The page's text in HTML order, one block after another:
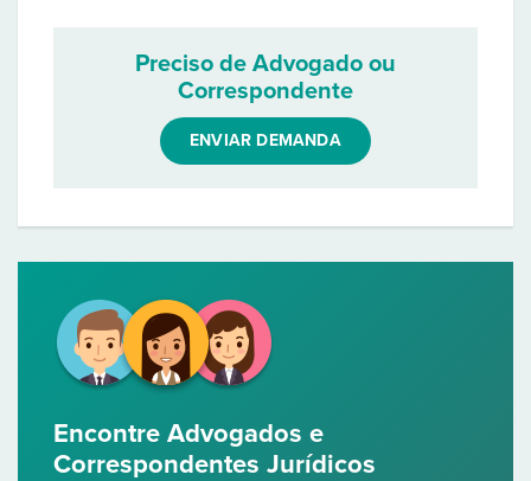
Preciso de Advogado ou
Correspondente
ENVIAR DEMANDA
Encontre Advogados e
Correspondentes Jurídicos